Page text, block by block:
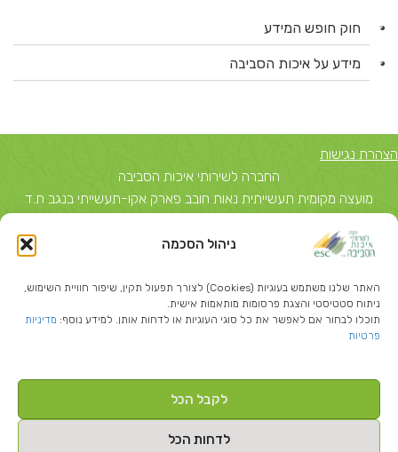
ניהול הסכמה
האתר שלנו משתמש בעוגיות (Cookies) לצורך תפעול תקין, שיפור חוויית השימוש,
ניתוח סטטיסטי והצגת פרסומות מותאמות אישית.
תוכלו לבחור אם לאפשר את כל סוגי העוגיות או לדחות אותן. למידע נוסף: מדיניות
פרטיות
לקבל הכל
לדחות הכל
חוק חופש המידע
מידע על איכות הסביבה
הצהרת נגישות
החברה לשירותי איכות הסביבה
מועצה מקומית תעשייתית נאות חובב פארק אקו-תעשייתי בנגב ת.ד
יצחק שדה 40, תל אביב ת.ד 51631 תל אביב 67212 טל: 03-
5374850
info@escil.co.il
-בניית אתרי וורדפרס
כל הזכויות שמורות להחברה לשירותי איכות הסביבה ©